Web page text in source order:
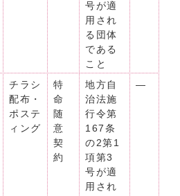
号が適
用され
る団体
である
こと
チラシ
配布・
ポステ
ィング
特
命
随
意
契
約
地方自
治法施
行令第
167条
の2第1
項第3
号が適
用され
―